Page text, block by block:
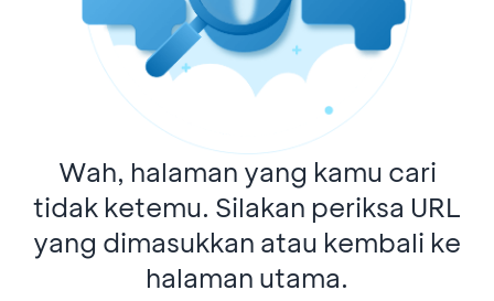
Wah, halaman yang kamu cari
tidak ketemu. Silakan periksa URL
yang dimasukkan atau kembali ke
halaman utama.